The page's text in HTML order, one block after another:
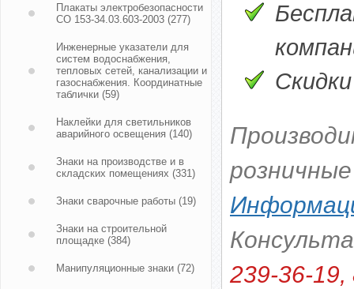
Скидки
239-36-19,
Плакаты электробезопасности
СО 153-34.03.603-2003 (277)
Инженерные указатели для
систем водоснабжения,
тепловых сетей, канализации и
газоснабжения. Координатные
таблички (59)
Наклейки для светильников
аварийного освещения (140)
Знаки на производстве и в
складских помещениях (331)
Знаки сварочные работы (19)
Знаки на строительной
площадке (384)
Манипуляционные знаки (72)